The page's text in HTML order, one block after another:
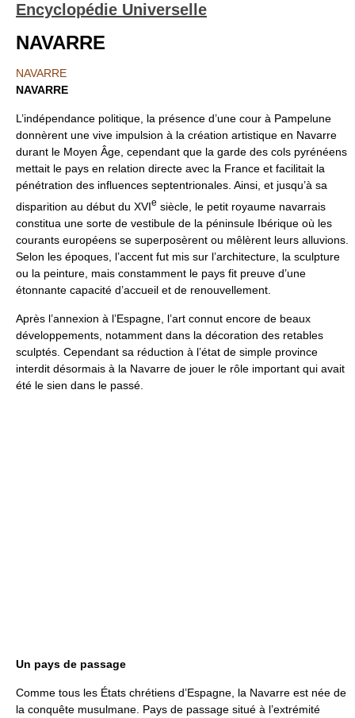
Encyclopédie Universelle
NAVARRE
NAVARRE
NAVARRE
L’indépendance politique, la présence d’une cour à Pampelune
donnèrent une vive impulsion à la création artistique en Navarre
durant le Moyen Âge, cependant que la garde des cols pyrénéens
mettait le pays en relation directe avec la France et facilitait la
pénétration des influences septentrionales. Ainsi, et jusqu’à sa
disparition au début du XVIe siècle, le petit royaume navarrais
constitua une sorte de vestibule de la péninsule Ibérique où les
courants européens se superposèrent ou mêlèrent leurs alluvions.
Selon les époques, l’accent fut mis sur l’architecture, la sculpture
ou la peinture, mais constamment le pays fit preuve d’une
étonnante capacité d’accueil et de renouvellement.
Après l’annexion à l’Espagne, l’art connut encore de beaux
développements, notamment dans la décoration des retables
sculptés. Cependant sa réduction à l’état de simple province
interdit désormais à la Navarre de jouer le rôle important qui avait
été le sien dans le passé.
Un pays de passage
Comme tous les États chrétiens d’Espagne, la Navarre est née de
la conquête musulmane. Pays de passage situé à l’extrémité